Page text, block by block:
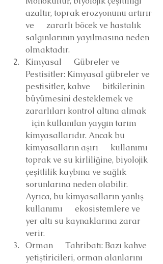
azaltır, toprak erozyonunu artırır
ve      zararlı böcek ve hastalık
salgınlarının yayılmasına neden
olmaktadır.
Kimyasal      Gübreler ve
Pestisitler: Kimyasal gübreler ve
pestisitler, kahve      bitkilerinin
büyümesini desteklemek ve
zararlıları kontrol altına almak
   için kullanılan yaygın tarım
kimyasallarıdır. Ancak bu
kimyasalların aşırı      kullanımı
toprak ve su kirliliğine, biyolojik
çeşitlilik kaybına ve sağlık
sorunlarına neden olabilir.
Ayrıca, bu kimyasalların yanlış
kullanımı      ekosistemlere ve
yer altı su kaynaklarına zarar
verir.
Orman      Tahribatı: Bazı kahve
yetiştiricileri, orman alanlarını